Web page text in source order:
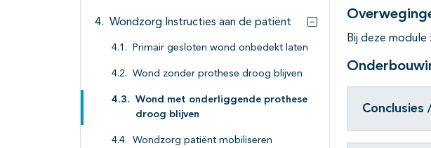
Subpagina's open-
Wondzorg Instructies aan de patiënt
Subpagina's open-
Primair gesloten wond onbedekt laten
Wond zonder prothese droog blijven
Wond met onderliggende prothese
droog blijven
Wondzorg patiënt mobiliseren
Bij deze
Conclusies